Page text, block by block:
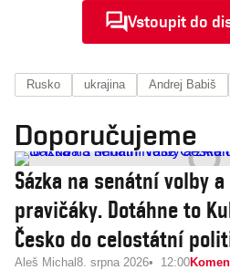
Vstoupit do
Rusko ukrajina Andrej Babiš
Doporučujeme
Sázka na senátní volby
pravičáky. Dotáhne to
Česko do celostátní
Aleš Michal 8. srpna 2026 12:00